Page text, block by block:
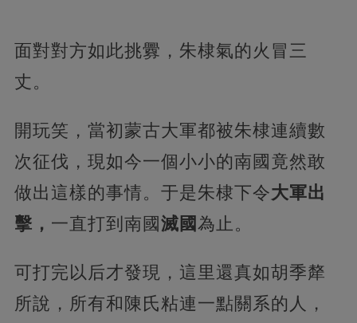
面對對方如此挑釁，朱棣氣的火冒三
丈。
開玩笑，當初蒙古大軍都被朱棣連續數
次征伐，現如今一個小小的南國竟然敢
做出這樣的事情。于是朱棣下令大軍出
擊， 一直打到南國滅國為止。
可打完以后才發現，這里還真如胡季犛
所說，所有和陳氏粘連一點關系的人，